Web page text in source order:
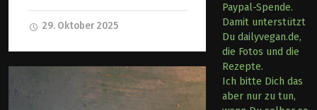
29. Oktober 2025
Paypal-Spende.
Damit unterstützt
Du dailyvegan.de,
die Fotos und die
Rezepte.
Ich bitte Dich das
aber nur zu tun,